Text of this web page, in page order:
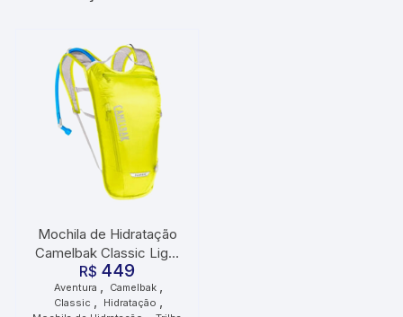
Mochila de Hidratação
Camelbak Classic Light
2 Litros Amarela
R$ 449
Aventura , Camelbak ,
Classic , Hidratação ,